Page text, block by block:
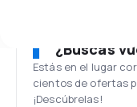
¿Buscas
Estás en el lugar
cientos de ofertas
¡Descúbrelas!